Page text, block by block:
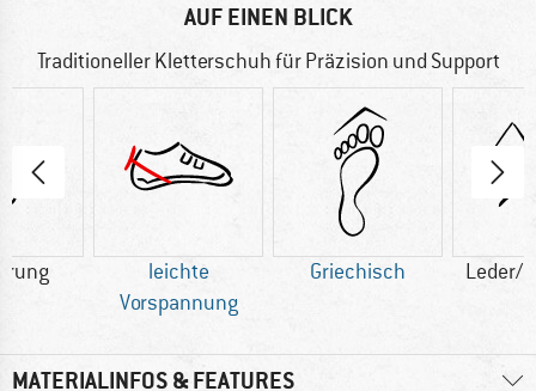
AUF EINEN BLICK
Traditioneller Kletterschuh für Präzision und Support
leichte
Vorspannung
Griechisch Leder/
MATERIALINFOS & FEATURES